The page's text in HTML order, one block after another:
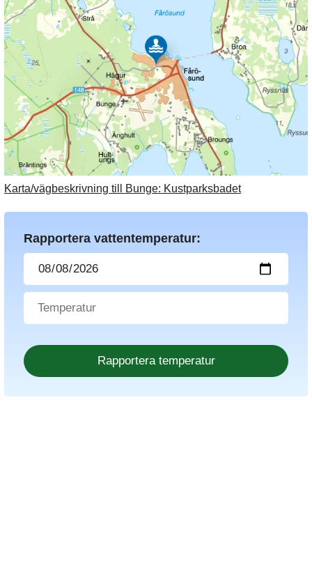
Karta/vägbeskrivning till Bunge: Kustparksbadet
Rapportera vattentemperatur: